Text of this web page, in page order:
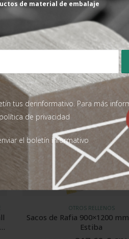
de material de embalaje
tus derinformativo. Para más
política de privacidad
el boletín informativo
Ha cumplido nuestras
comprábamos hasta
ANGEL MOYA
PLÁSTICO DE BURBUJAS Y
Bobina de burbujas de aire
mm 20 micras para SPK